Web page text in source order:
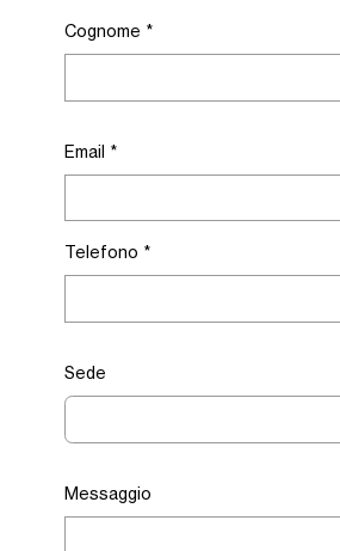
Cognome *
Email *
Telefono *
Sede
Messaggio